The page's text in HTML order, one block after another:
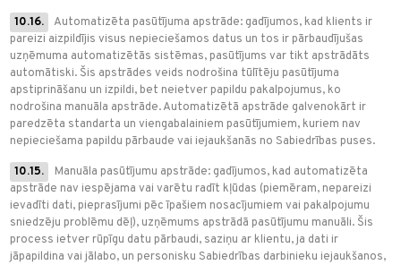
10.16.
Automatizēta pasūtījuma apstrāde: gadījumos, kad klients ir
pareizi aizpildījis visus nepieciešamos datus un tos ir pārbaudījušas
uzņēmuma automatizētās sistēmas, pasūtījums var tikt apstrādāts
automātiski. Šis apstrādes veids nodrošina tūlītēju pasūtījuma
apstiprināšanu un izpildi, bet neietver papildu pakalpojumus, ko
nodrošina manuāla apstrāde. Automatizētā apstrāde galvenokārt ir
paredzēta standarta un viengabalainiem pasūtījumiem, kuriem nav
nepieciešama papildu pārbaude vai iejaukšanās no Sabiedrības puses.
10.15.
Manuāla pasūtījumu apstrāde: gadījumos, kad automatizēta
apstrāde nav iespējama vai varētu radīt kļūdas (piemēram, nepareizi
ievadīti dati, pieprasījumi pēc īpašiem nosacījumiem vai pakalpojumu
sniedzēju problēmu dēļ), uzņēmums apstrādā pasūtījumu manuāli. Šis
process ietver rūpīgu datu pārbaudi, saziņu ar klientu, ja dati ir
jāpapildina vai jālabo, un personisku Sabiedrības darbinieku iejaukšanos,